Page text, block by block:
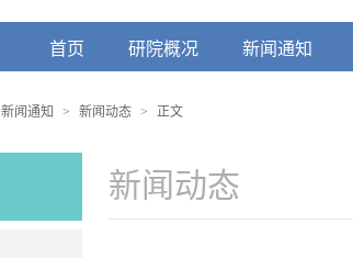
首页 研院概况 新闻通知
新闻通知 > 新闻动态 > 正文
新闻动态